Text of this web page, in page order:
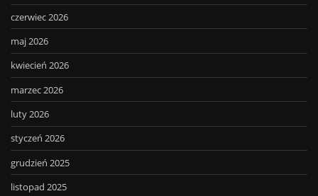
czerwiec 2026
maj 2026
kwiecień 2026
marzec 2026
luty 2026
styczeń 2026
grudzień 2025
listopad 2025